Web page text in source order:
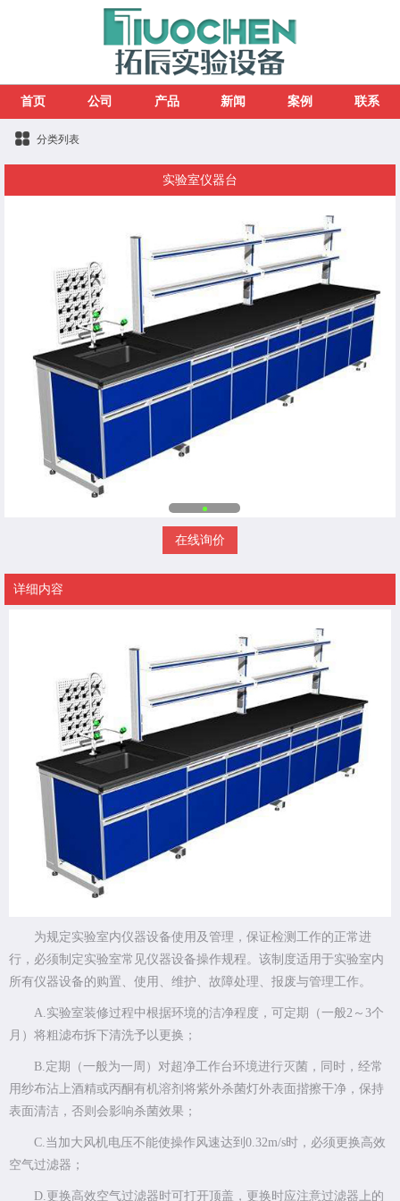
首页 公司 产品 新闻 案例 联系
分类列表
实验室仪器台
在线询价
详细内容
为规定实验室内仪器设备使用及管理，保证检测工作的正常进
行，必须制定实验室常见仪器设备操作规程。该制度适用于实验室内
所有仪器设备的购置、使用、维护、故障处理、报废与管理工作。
A.实验室装修过程中根据环境的洁净程度，可定期（一般2～3个
月）将粗滤布拆下清洗予以更换；
B.定期（一般为一周）对超净工作台环境进行灭菌，同时，经常
用纱布沾上酒精或丙酮有机溶剂将紫外杀菌灯外表面揩擦干净，保持
表面清洁，否则会影响杀菌效果；
C.当加大风机电压不能使操作风速达到0.32m/s时，必须更换高效
空气过滤器；
D.更换高效空气过滤器时可打开顶盖，更换时应注意过滤器上的